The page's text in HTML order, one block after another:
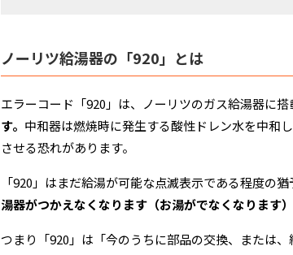
ノーリツ給湯器の「920」とは
エラーコード「920」は、ノーリツのガス給湯器に搭
す。 中和器は燃焼時に発生する酸性ドレン水を中和
させる恐れがあります。
「920」はまだ給湯が可能な点滅表示である程度の猶
湯器がつかえなくなります（お湯がでなくなります）
つまり「920」は「今のうちに部品の交換、または